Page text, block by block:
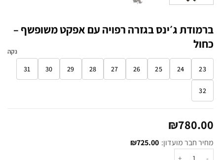
ברמודת ג׳ינס בגזרה רפויה עם אפקט משופשף –
כחול
23
24
25
26
27
28
29
30
31
32
נקה
₪780.00
מחיר חבר מועדון: ₪725.00